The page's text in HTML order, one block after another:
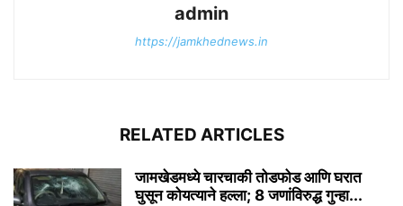
admin
https://jamkhednews.in
RELATED ARTICLES
जामखेडमध्ये चारचाकी तोडफोड आणि घरात
घुसून कोयत्याने हल्ला; 8 जणांविरुद्ध गुन्हा...